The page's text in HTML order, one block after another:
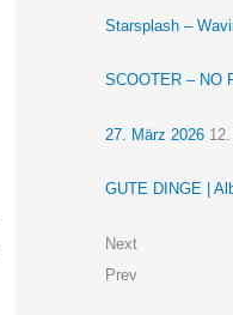
Starsplash –
SCOOTER – NO
27. März 2026
GUTE DINGE |
Next
Prev